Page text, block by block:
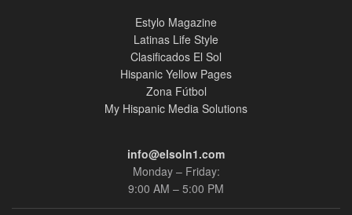
Estylo Magazine
Latinas Life Style
Clasificados El Sol
Hispanic Yellow Pages
Zona Fútbol
My Hispanic Media Solutions
info@elsoln1.com
Monday – Friday:
9:00 AM – 5:00 PM